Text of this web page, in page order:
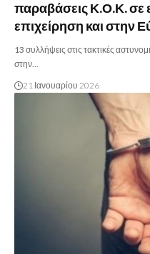
παραβάσεις Κ.Ο.Κ. σε
επιχείρηση και στην
13 συλλήψεις στις τακτικές
στην…
21 Ιανουαρίου 2026